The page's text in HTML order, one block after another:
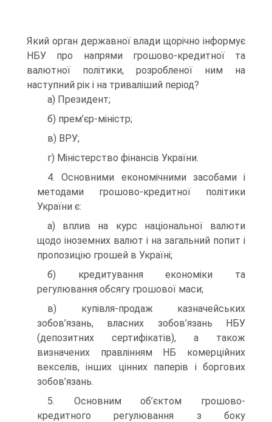
Який орган державної влади щорічно інформує
НБУ про напрями грошово-кредитної та
валютної політики, розробленої ним на
наступний рік і на триваліший період?
а) Президент;
б) прем’єр-міністр;
в) ВРУ;
г) Міністерство фінансів України.
4. Основними економічними засобами і
методами грошово-кредитної політики
України є:
а) вплив на курс національної валюти
щодо іноземних валют і на загальний попит і
пропозицію грошей в Україні;
б) кредитування економіки та
регулювання обсягу грошової маси;
в) купівля-продаж казначейських
зобов’язань, власних зобов’язань НБУ
(депозитних сертифікатів), а також
визначених правлінням НБ комерційних
векселів, інших цінних паперів і боргових
зобов’язань.
5. Основним об’єктом грошово-
кредитного регулювання з боку